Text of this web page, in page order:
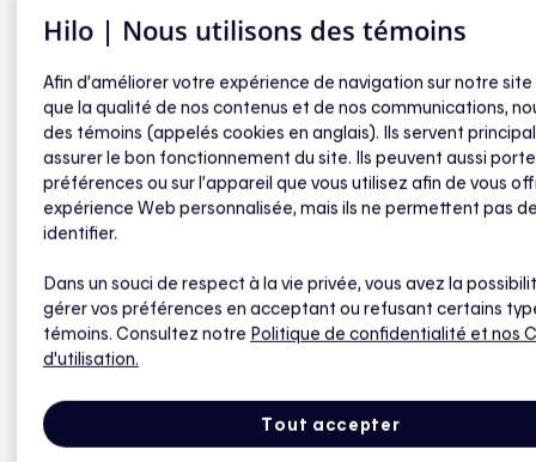
l’interrupteur est sous tension).
La DEL est allumée lorsque la charge est
désactivée (éclairage de guidage dans le
noir).
La DEL est éteinte en permanence.
Appuyez rapidement sur le bouton à dix reprises.
Produits complémentaires
Hilo | Nous utilisons des témoins
Afin d’améliorer votre expérience de navigation sur notre site
que la qualité de nos contenus et de nos communications,
des témoins (appelés cookies en anglais). Ils servent
assurer le bon fonctionnement du site. Ils peuvent aussi
préférences ou sur l’appareil que vous utilisez afin de vous
expérience Web personnalisée, mais ils ne permettent pas
identifier.
Dans un souci de respect à la vie privée, vous avez la
gérer vos préférences en acceptant ou refusant certains
témoins. Consultez notre Politique de confidentialité et nos
d'utilisation.
Tout accepter